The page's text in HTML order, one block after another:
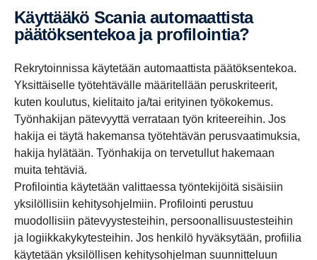
Käyttääkö Scania automaattista
päätöksentekoa ja profilointia?
Rekrytoinnissa käytetään automaattista päätöksentekoa.
Yksittäiselle työtehtävälle määritellään peruskriteerit,
kuten koulutus, kielitaito ja/tai erityinen työkokemus.
Työnhakijan pätevyyttä verrataan työn kriteereihin. Jos
hakija ei täytä hakemansa työtehtävän perusvaatimuksia,
hakija hylätään. Työnhakija on tervetullut hakemaan
muita tehtäviä.
Profilointia käytetään valittaessa työntekijöitä sisäisiin
yksilöllisiin kehitysohjelmiin. Profilointi perustuu
muodollisiin pätevyystesteihin, persoonallisuustesteihin
ja logiikkakykytesteihin. Jos henkilö hyväksytään, profiilia
käytetään yksilöllisen kehitysohjelman suunnitteluun